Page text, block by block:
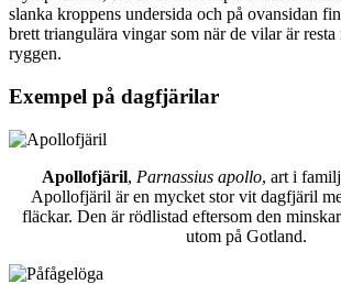
slanka kroppens undersida och på ovansidan
brett triangulära vingar som när de vilar är
ryggen.
Exempel på dagfjärilar
Apollofjäril, Parnassius apollo, art i
Apollofjäril är en mycket stor vit dagfjäril
fläckar. Den är rödlistad eftersom den
utom på Gotland.